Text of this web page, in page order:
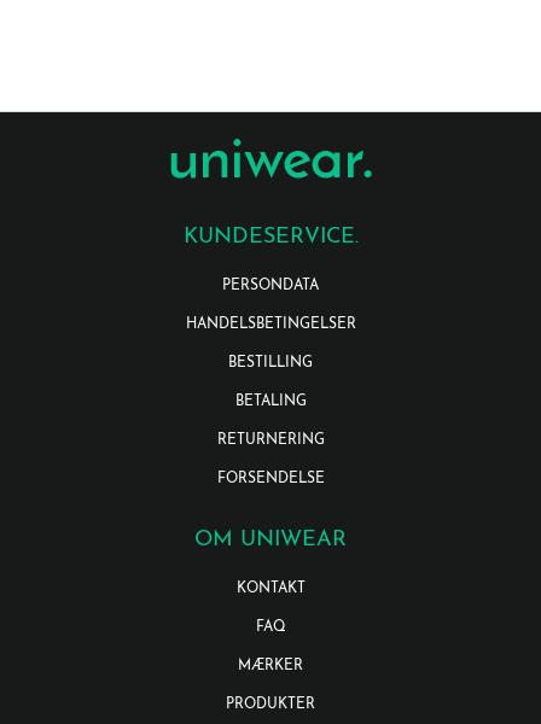
KUNDESERVICE.
PERSONDATA
HANDELSBETINGELSER
BESTILLING
BETALING
RETURNERING
FORSENDELSE
OM UNIWEAR
KONTAKT
FAQ
MÆRKER
PRODUKTER